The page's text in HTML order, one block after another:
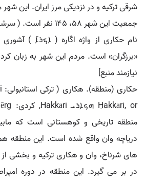
شرقی ترکیه و در نزدیکی مرز ایران. این
جمعیت این شهر ۵۸، ۱۴۵ نفر است. ( سرشماری ۲۰۰۰ ).
نام حکاری از واژه اکّاره ( ܐܟܪ̈ܐ )
«برزگران» است. مردم این شهر به زبان
نیازمند منبع]
منطقه تاریخی و کوهستانی است که
دریاچه وان واقع شده است. این منطقه
های شرناخ، وان و هکاری ترکیه و بخشی
در بر می گیرد. این منطقه در دوره